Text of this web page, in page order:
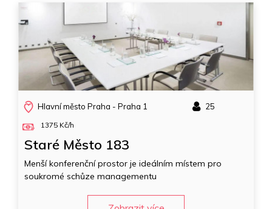
Hlavní město Praha - Praha 1 25
1375 Kč/h
Staré Město 183
Menší konferenční prostor je ideálním místem pro
soukromé schůze managementu